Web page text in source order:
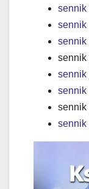
sennik
sennik
sennik
sennik
sennik
sennik
sennik
sennik